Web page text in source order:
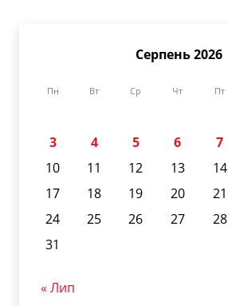
Серпень 2026
Пн Вт Ср Чт Пт
3
4 5 6 7
10
11 12 13 14
17
18 19 20 21
24
25 26 27 28
31
« Лип